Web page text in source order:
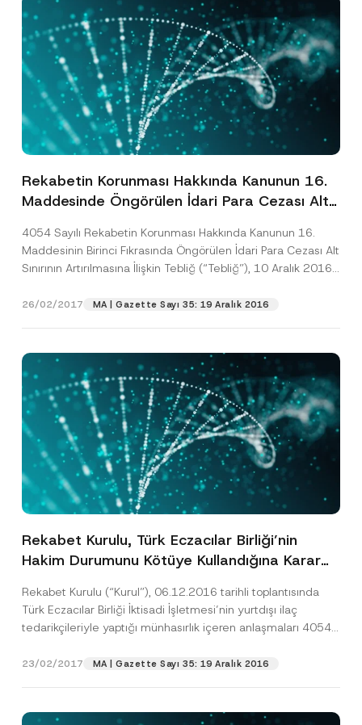
Rekabetin Korunması Hakkında Kanunun 16.
Maddesinde Öngörülen İdari Para Cezası Alt
4054 Sayılı Rekabetin Korunması Hakkında Kanunun 16.
Maddesinin Birinci Fıkrasında Öngörülen İdari Para Cezası Alt
Sınırının Artırılmasına İlişkin Tebliğ (“Tebliğ”), 10 Aralık 2016...
26/02/2017 MA | Gazette Sayı 35: 19 Aralık 2016
Rekabet Kurulu, Türk Eczacılar Birliği’nin
Hakim Durumunu Kötüye Kullandığına Karar
Rekabet Kurulu (“Kurul”), 06.12.2016 tarihli toplantısında
Türk Eczacılar Birliği İktisadi İşletmesi’nin yurtdışı ilaç
tedarikçileriyle yaptığı münhasırlık içeren anlaşmaları 4054
23/02/2017 MA | Gazette Sayı 35: 19 Aralık 2016